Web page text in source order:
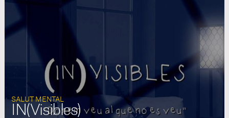
SALUT MENTAL
IN(Visibles)